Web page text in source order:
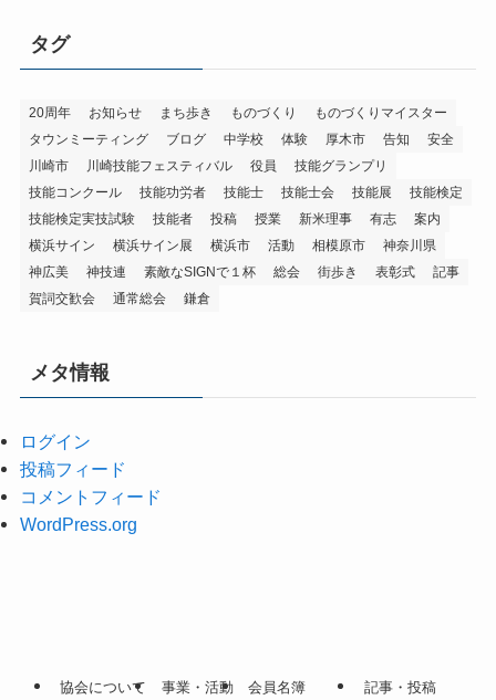
タグ
20周年 お知らせ まち歩き ものづくり
ものづくりマイスター
タウンミーティング
ブログ 中学校 体験 厚木市 告知
安全
川崎市
川崎技能フェスティバル 役員
技能グランプリ
技能コンクール
技能功労者 技能士 技能士会 技能展
技能検定
技能検定実技試験
技能者 投稿 授業 新米理事 有志
案内
横浜サイン
横浜サイン展 横浜市 活動 相模原市
神奈川県
神広美
神技連 素敵なSIGNで１杯 総会 街歩き 表彰式
記事
賀詞交歓会
通常総会 鎌倉
メタ情報
ログイン
投稿フィード
コメントフィード
WordPress.org
協会について 事業・活動 会員名簿 記事・投稿